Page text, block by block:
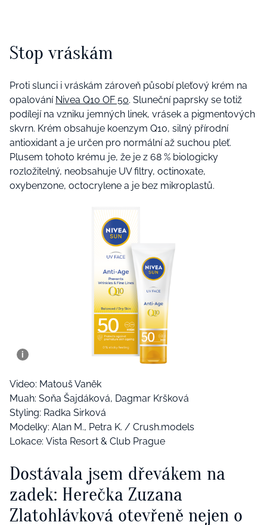
Stop vráskám
Proti slunci i vráskám zároveň působí pleťový krém na
opalování Nivea Q10 OF 50. Sluneční paprsky se totiž
podílejí na vzniku jemných linek, vrásek a pigmentových
skvrn. Krém obsahuje koenzym Q10, silný přírodní
antioxidant a je určen pro normální až suchou pleť.
Plusem tohoto krému je, že je z 68 % biologicky
rozložitelný, neobsahuje UV filtry, octinoxate,
oxybenzone, octocrylene a je bez mikroplastů.
Video: Matouš Vaněk
Muah: Soňa Šajdáková, Dagmar Kršková
Styling: Radka Sirková
Modelky: Alan M., Petra K. / Crush.models
Lokace: Vista Resort & Club Prague
Dostávala jsem dřevákem na
zadek: Herečka Zuzana
Zlatohlávková otevřeně nejen o